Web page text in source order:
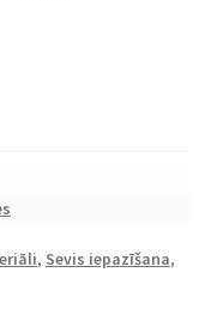
, Sevis iepazīšana,